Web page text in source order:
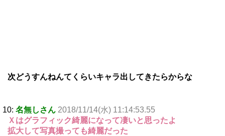
次どうすんねんてくらいキャラ出してきたらからな
10: 名無しさん 2018/11/14(水) 11:14:53.55
Ｘはグラフィック綺麗になって凄いと思ったよ
拡大して写真撮っても綺麗だった